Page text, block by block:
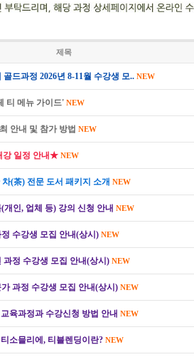
제목
드과정 2026년 8-11월 수강생 모.. NEW
티 메뉴 가이드' NEW
안내 및 참가 방법 NEW
강 일정 안내★ NEW
(茶) 전문 도서 패키지 소개 NEW
인, 업체 등) 강의 신청 안내 NEW
수강생 모집 안내(상시) NEW
정 수강생 모집 안내(상시) NEW
과정 수강생 모집 안내(상시) NEW
육과정과 수강신청 방법 안내 NEW
소믈리에, 티블렌딩이란? NEW